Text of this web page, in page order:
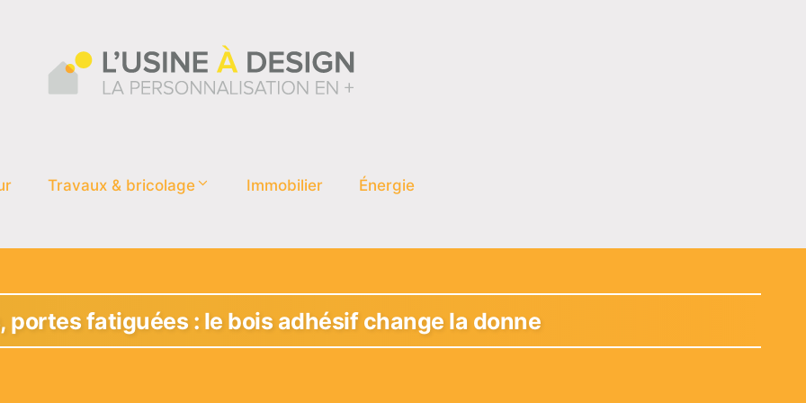
Travaux & bricolage Immobilier Énergie
portes fatiguées : le bois adhésif change la donne